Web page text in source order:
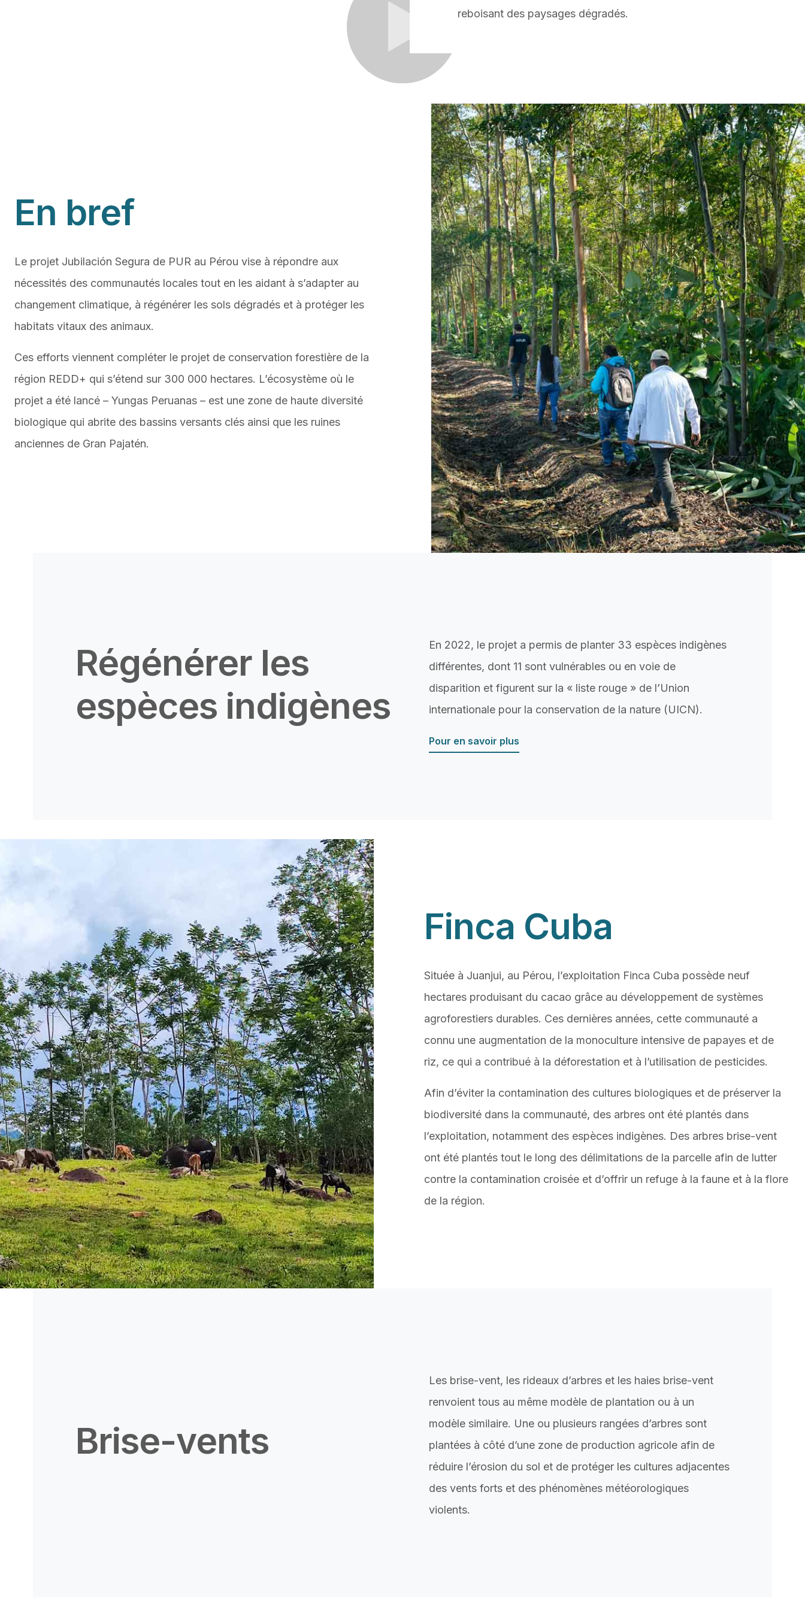
reboisant des paysages dégradés.
En bref
Le projet Jubilación Segura de PUR au Pérou vise à répondre aux
nécessités des communautés locales tout en les aidant à s’adapter au
changement climatique, à régénérer les sols dégradés et à protéger les
habitats vitaux des animaux.
Ces efforts viennent compléter le projet de conservation forestière de la
région REDD+ qui s’étend sur 300 000 hectares. L’écosystème où le
projet a été lancé – Yungas Peruanas – est une zone de haute diversité
biologique qui abrite des bassins versants clés ainsi que les ruines
anciennes de Gran Pajatén.
Régénérer les
espèces indigènes
En 2022, le projet a permis de planter 33 espèces indigènes
différentes, dont 11 sont vulnérables ou en voie de
disparition et figurent sur la « liste rouge » de l’Union
internationale pour la conservation de la nature (UICN).
Pour en savoir plus
Finca Cuba
Située à Juanjui, au Pérou, l’exploitation Finca Cuba possède neuf
hectares produisant du cacao grâce au développement de systèmes
agroforestiers durables. Ces dernières années, cette communauté a
connu une augmentation de la monoculture intensive de papayes et de
riz, ce qui a contribué à la déforestation et à l’utilisation de pesticides.
Afin d’éviter la contamination des cultures biologiques et de préserver la
biodiversité dans la communauté, des arbres ont été plantés dans
l’exploitation, notamment des espèces indigènes. Des arbres brise-vent
ont été plantés tout le long des délimitations de la parcelle afin de lutter
contre la contamination croisée et d’offrir un refuge à la faune et à la flore
de la région.
Brise-vents
Les brise-vent, les rideaux d’arbres et les haies brise-vent
renvoient tous au même modèle de plantation ou à un
modèle similaire. Une ou plusieurs rangées d’arbres sont
plantées à côté d’une zone de production agricole afin de
réduire l’érosion du sol et de protéger les cultures adjacentes
des vents forts et des phénomènes météorologiques
violents.